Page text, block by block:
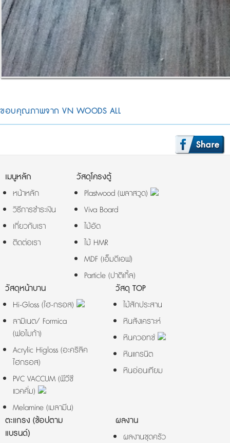
ขอบคุณภาพจาก VN WOODS ALL
เมนูหลัก
หน้าหลัก
วิธีการชำระเงิน
เกี่ยวกับเรา
ติดต่อเรา
วัสดุโครงตู้
Plastwood (พลาสวูด)
Viva Board
ไม้อัด
ไม้ HMR
MDF (เอ็มดีเอฟ)
Particle (ปาติเกิ้ล)
วัสดุหน้าบาน
Hi-Gloss (ไฮ-กรอส)
ลามิเนต/ Formica
(ฟอไมก้า)
Acrylic Higloss (อะคริลิค
ไฮกรอส)
PVC VACCUM (พีวีซี
แวคคั่ม)
Melamine (เมลามีน)
วัสดุ TOP
ไม้สักประสาน
หินสังเคราะห์
หินควอทซ์
หินแกรนิต
หินอ่อนเทียม
ตะแกรง (ช้อปตาม
แบรนด์)
ผลงาน
ผลงานชุดครัว